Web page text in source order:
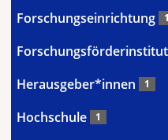
Forschungseinrichtung 1
Herausgeber*innen 1
Hochschule 1